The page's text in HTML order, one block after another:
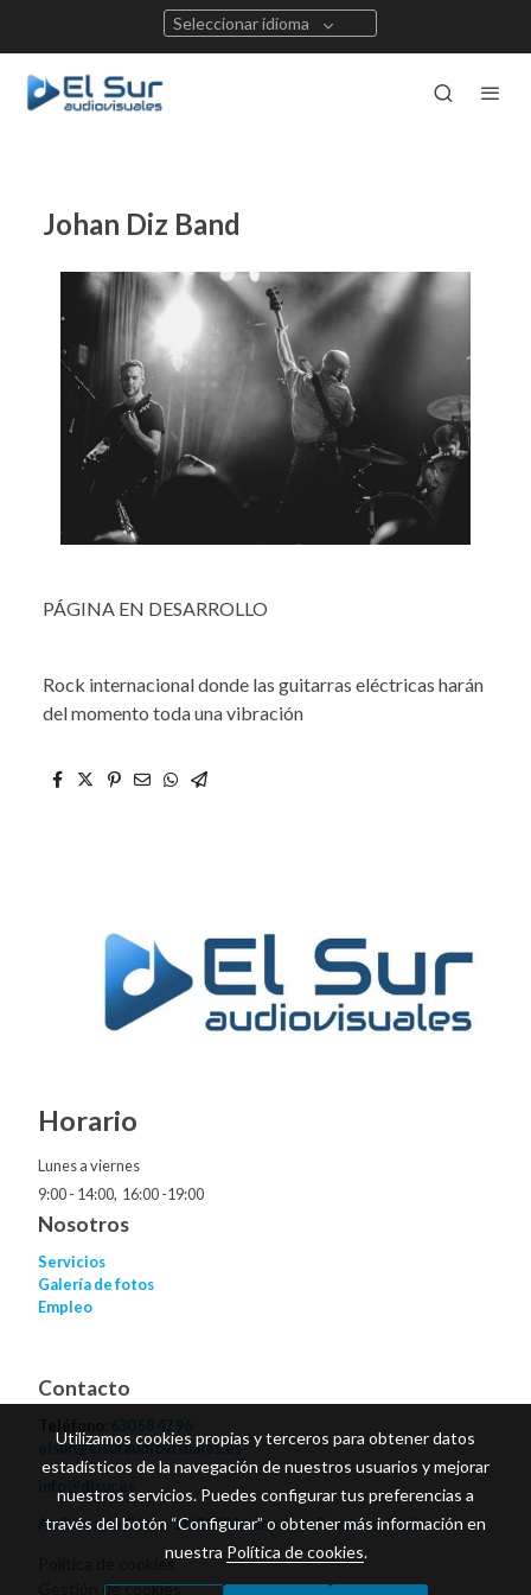
Seleccionar idioma
Johan Diz Band
PÁGINA EN DESARROLLO
Rock internacional donde las guitarras eléctricas harán
del momento toda una vibración
Horario
Lunes a viernes
9:00 - 14:00, 16:00 -19:00
Nosotros
Servicios
Galería de fotos
Empleo
Contacto
630 58 47 96
elsur@elsuraudiovisuales.es
info@djsur.es
Av. Bahía de Cádiz, 11130 Chiclana de la Frontera, Cádiz
Política de cookies
Gestión de cookies
Utilizamos cookies propias y terceros para obtener datos
estadísticos de la navegación de nuestros usuarios y mejorar
nuestros servicios. Puedes configurar tus preferencias a
través del botón “Configurar” o obtener más información en
nuestra Política de cookies.